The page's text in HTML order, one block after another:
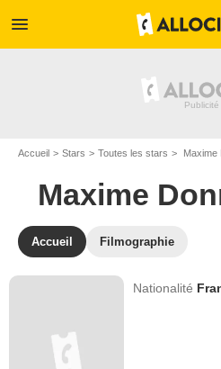
menu
Accueil Stars Toutes les stars Maxime
Maxime
Accueil Filmographie
Nationalité